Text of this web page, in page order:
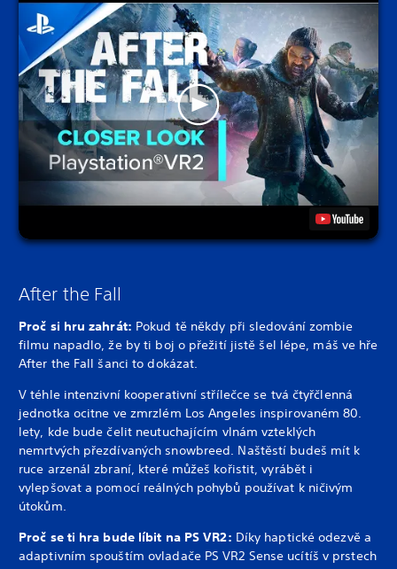
After the Fall
Proč si hru zahrát: Pokud tě někdy při sledování zombie
filmu napadlo, že by ti boj o přežití jistě šel lépe, máš ve hře
After the Fall šanci to dokázat.
V téhle intenzivní kooperativní střílečce se tvá čtyřčlenná
jednotka ocitne ve zmrzlém Los Angeles inspirovaném 80.
lety, kde bude čelit neutuchajícím vlnám vzteklých
nemrtvých přezdívaných snowbreed. Naštěstí budeš mít k
ruce arzenál zbraní, které můžeš kořistit, vyrábět i
vylepšovat a pomocí reálných pohybů používat k ničivým
útokům.
Proč se ti hra bude líbit na PS VR2: Díky haptické odezvě a
adaptivním spouštím ovladače PS VR2 Sense ucítíš v prstech